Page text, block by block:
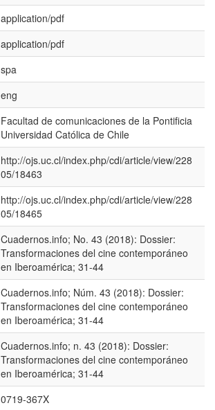
application/pdf
application/pdf
spa
eng
Facultad de comunicaciones de la Pontificia
Universidad Católica de Chile
http://ojs.uc.cl/index.php/cdi/article/view/228
05/18463
http://ojs.uc.cl/index.php/cdi/article/view/228
05/18465
Cuadernos.info; No. 43 (2018): Dossier:
Transformaciones del cine contemporáneo
en Iberoamérica; 31-44
Cuadernos.info; Núm. 43 (2018): Dossier:
Transformaciones del cine contemporáneo
en Iberoamérica; 31-44
Cuadernos.info; n. 43 (2018): Dossier:
Transformaciones del cine contemporáneo
en Iberoamérica; 31-44
0719-367X